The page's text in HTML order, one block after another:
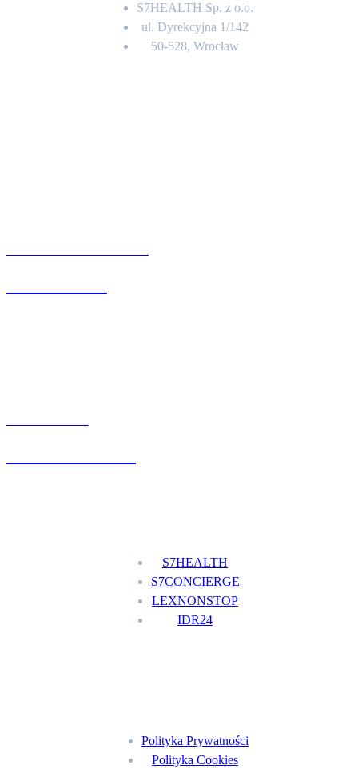
S7HEALTH Sp. z o.o.
ul. Dyrekcyjna 1/142
50-528, Wrocław
S7HEALTH
S7CONCIERGE
LEXNONSTOP
IDR24
Polityka Prywatności
Polityka Cookies